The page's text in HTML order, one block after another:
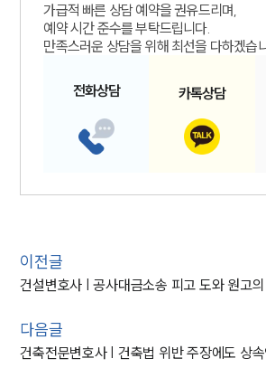
가급적 빠른 상담 예약을 권유드리며,
예약 시간 준수를 부탁드립니다.
만족스러운 상담을 위해 최선을 다하겠습
전화상담 카톡상담
이전글
다음글